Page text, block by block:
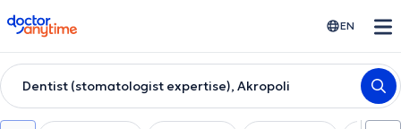
doctoranytime EN
Dentist (stomatologist expertise), Akropoli